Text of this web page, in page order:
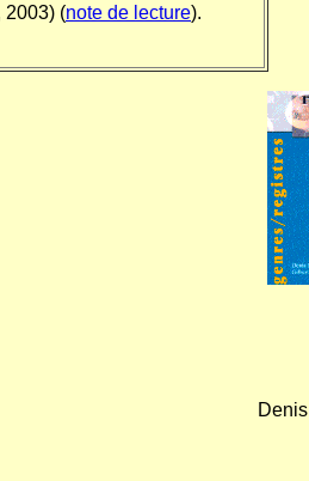
2003) (note de lecture).
Denis